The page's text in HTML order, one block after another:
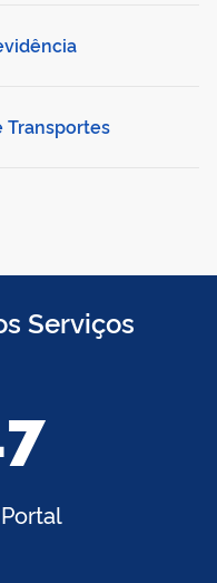
Transportes
Serviços